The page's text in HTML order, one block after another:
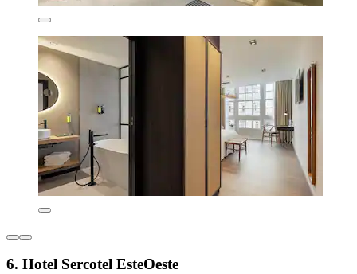
6. Hotel Sercotel EsteOeste